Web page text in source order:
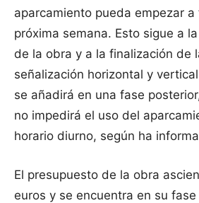
aparcamiento pueda empezar a
próxima semana. Esto sigue a
de la obra y a la finalización de
señalización horizontal y
se añadirá en una fase
no impedirá el uso del
horario diurno, según ha
El presupuesto de la obra
euros y se encuentra en su